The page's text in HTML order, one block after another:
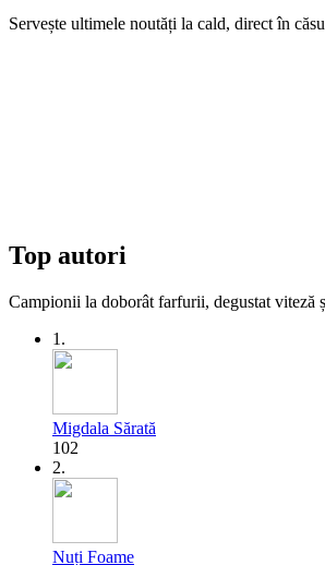
Servește ultimele noutăți la cald, direct în
Top autori
Campionii la doborât farfurii, degustat viteză
1.
Migdala Sărată
102
2.
Nuți Foame